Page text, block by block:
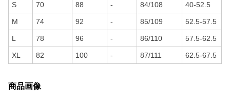
S 70 88 - 84/108 40-52.5
M 74 92 - 85/109 52.5-57.5
L 78 96 - 86/110 57.5-62.5
XL 82 100 - 87/111 62.5-67.5
商品画像